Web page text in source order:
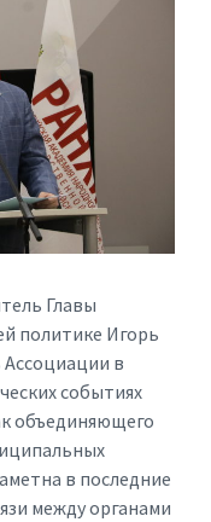
Главы
политике Игорь
Ассоциации в
событиях
объединяющего
в последние
между органами